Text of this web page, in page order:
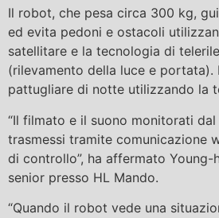
Il robot, che pesa circa 300 kg,
ed evita pedoni e ostacoli
satellitare e la tecnologia di
(rilevamento della luce e portata).
pattugliare di notte utilizzando la
“Il filmato e il suono monitorati
trasmessi tramite comunicazione
di controllo”, ha affermato Young-
senior presso HL Mando.
“Quando il robot vede una